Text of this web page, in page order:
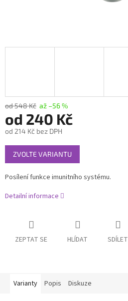
od 548 Kč až –56 %
od 240 Kč
od 214 Kč bez DPH
Měrná
cena:
ZVOLTE VARIANTU
Posílení funkce imunitního systému.
Detailní informace
ZEPTAT SE HLÍDAT SDÍLET
Varianty Popis Diskuze